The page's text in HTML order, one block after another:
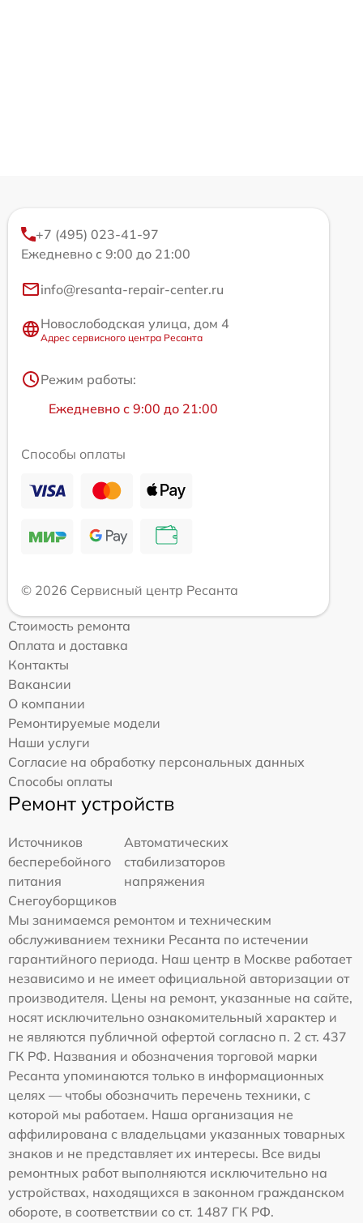
+7 (495) 023-41-97
Ежедневно с 9:00 до 21:00
info@resanta-repair-center.ru
Новослободская улица, дом 4
Адрес сервисного центра Ресанта
Режим работы:
Ежедневно с 9:00 до 21:00
Способы оплаты
© 2026 Сервисный центр Ресанта
Стоимость ремонта
Оплата и доставка
Контакты
Вакансии
О компании
Ремонтируемые модели
Наши услуги
Согласие на обработку персональных данных
Способы оплаты
Ремонт устройств
Источников
бесперебойного
питания
Автоматических
стабилизаторов
напряжения
Снегоуборщиков
Мы занимаемся ремонтом и техническим
обслуживанием техники Ресанта по истечении
гарантийного периода. Наш центр в Москве работает
независимо и не имеет официальной авторизации от
производителя. Цены на ремонт, указанные на сайте,
носят исключительно ознакомительный характер и
не являются публичной офертой согласно п. 2 ст. 437
ГК РФ. Названия и обозначения торговой марки
Ресанта упоминаются только в информационных
целях — чтобы обозначить перечень техники, с
которой мы работаем. Наша организация не
аффилирована с владельцами указанных товарных
знаков и не представляет их интересы. Все виды
ремонтных работ выполняются исключительно на
устройствах, находящихся в законном гражданском
обороте, в соответствии со ст. 1487 ГК РФ.